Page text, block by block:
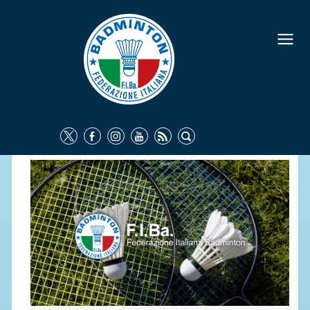
FEDERAZIONE
IDENTITÀ
COMMISSIONI FEDERALI
ORGANI TERRITORIALI
SOCIETÀ SPORTIVE
CARTE FEDERALI
ATTI UFFICIALI
TUTELA DELLA SALUTE -
ANTIDOPING
COMUNICAZIONE E MARKETING